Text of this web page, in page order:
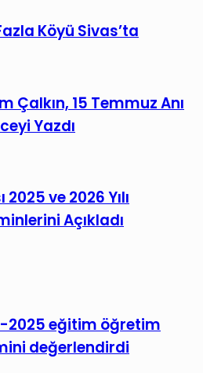
Köyü Sivas’ta
Çalkın, 15 Temmuz Anı
Yazdı
ve 2026 Yılı
Açıkladı
2025 eğitim öğretim
değerlendirdi